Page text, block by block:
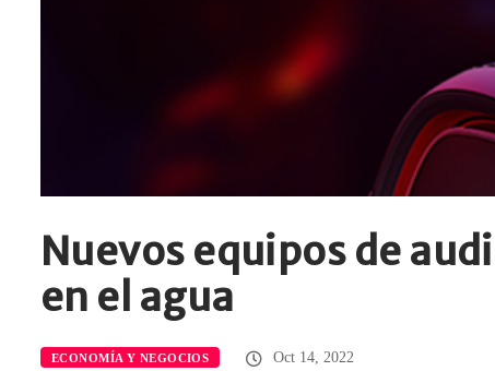
Nuevos equipos de
en el agua
ECONOMÍA Y NEGOCIOS Oct 14, 2022